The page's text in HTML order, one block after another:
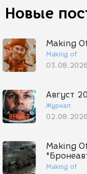
Новые
Making
Making of
03.08.2026
Август
Журнал
02.08.2026
Making
Making of